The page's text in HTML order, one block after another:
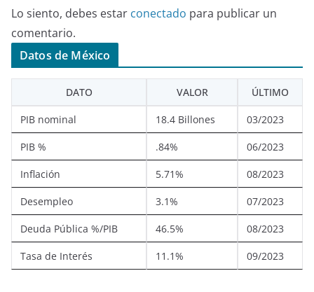
Lo siento, debes estar conectado para publicar un
comentario.
Datos de México
DATO VALOR ÚLTIMO
PIB nominal 18.4 Billones 03/2023
PIB % .84% 06/2023
Inflación 5.71% 08/2023
Desempleo 3.1% 07/2023
Deuda Pública %/PIB 46.5% 08/2023
Tasa de Interés 11.1% 09/2023